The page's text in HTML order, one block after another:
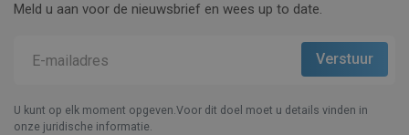
Meld u aan voor de nieuwsbrief en wees up to date.
U kunt op elk moment opgeven.Voor dit doel moet u details vinden in
onze juridische informatie.